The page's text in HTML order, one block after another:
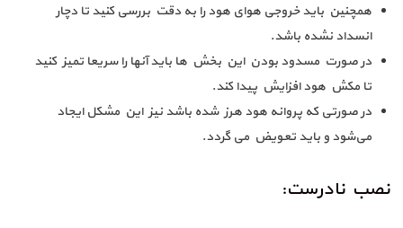
همچنین باید خروجی هوای هود را به دقت بررسی کنید تا دچار
انسداد نشده باشد.
در صورت مسدود بودن این بخش ها باید آنها را سریعا تمیز کنید
تا مکش هود افزایش پیدا کند.
در صورتی که پروانه هود هرز شده باشد نیز این مشکل ایجاد
می‌شود و باید تعویض می گردد.
نصب نادرست: